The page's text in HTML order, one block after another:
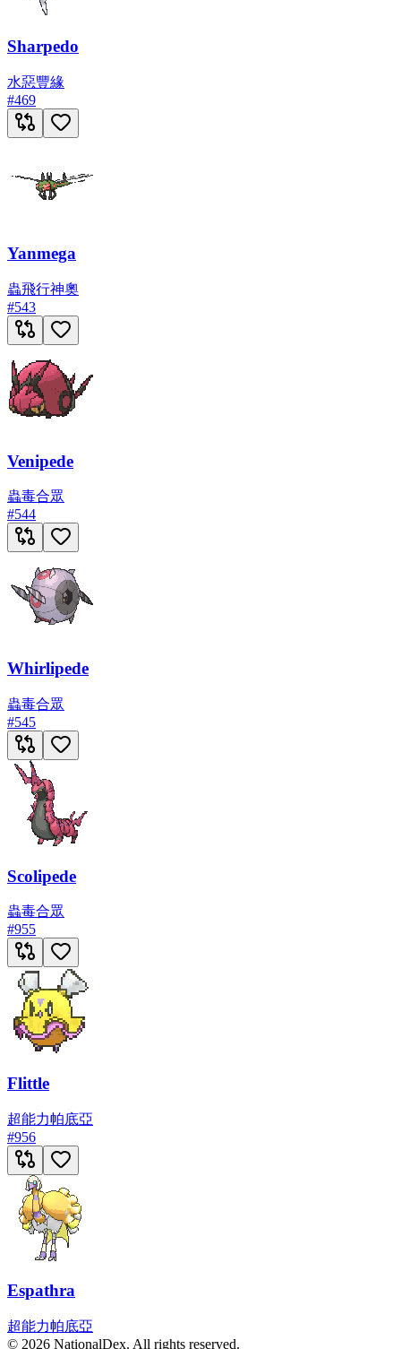
Sharpedo
水惡豐緣
#469
Yanmega
蟲飛行神奧
#543
Venipede
蟲毒合眾
#544
Whirlipede
蟲毒合眾
#545
Scolipede
蟲毒合眾
#955
Flittle
超能力帕底亞
#956
Espathra
超能力帕底亞
© 2026 NationalDex. All rights reserved.